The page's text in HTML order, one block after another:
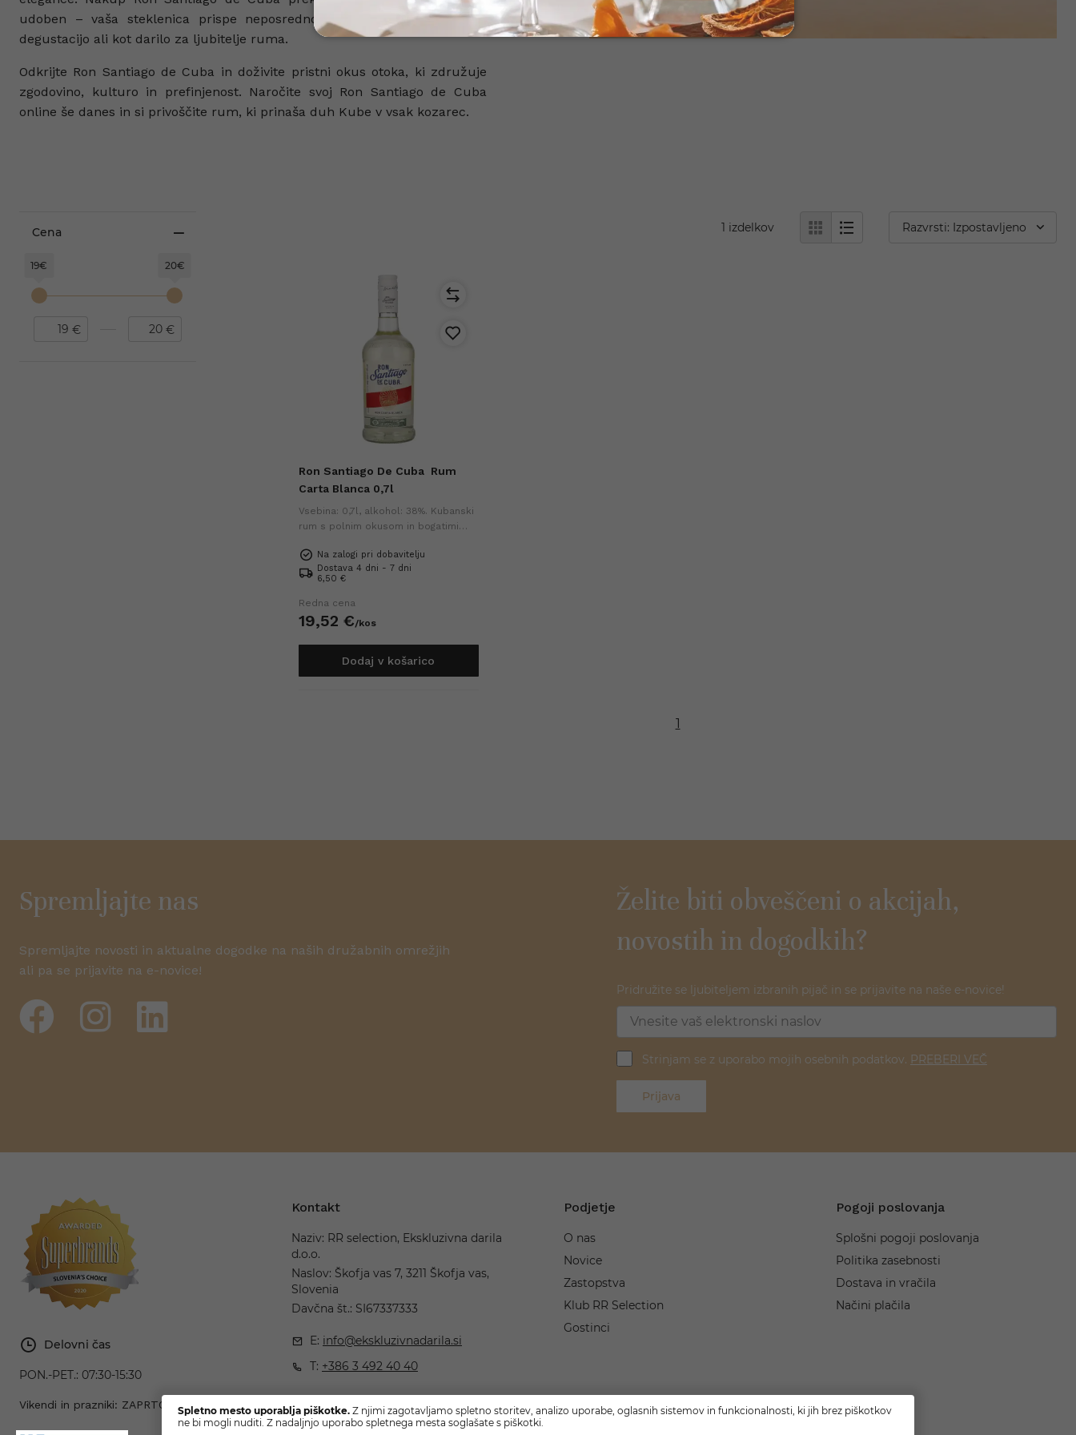
udoben – vaša steklenica prispe neposredno na dom, pripravljena za
degustacijo ali kot darilo za ljubitelje ruma.
Odkrijte Ron Santiago de Cuba in doživite pristni okus otoka, ki združuje
zgodovino, kulturo in prefinjenost. Naročite svoj Ron Santiago de Cuba
online še danes in si privoščite rum, ki prinaša duh Kube v vsak kozarec.
Cena
19€ 20€
€ €
1 izdelkov Razvrsti: Izpostavljeno
Ron Santiago De Cuba Rum
Carta Blanca 0,7l
Vsebina: 0,7l, alkohol: 38%. Kubanski
rum s polnim okusom in bogatimi
v koktajlih.
Na zalogi pri dobavitelju
Dostava 4 dni - 7 dni
6,50 €
Redna cena
19,52 €/kos
Dodaj v košarico
1
Spremljajte nas
Spremljajte novosti in aktualne dogodke na naših družabnih omrežjih
ali pa se prijavite na e-novice!
Želite biti obveščeni o akcijah,
novostih in dogodkih?
Pridružite se ljubiteljem izbranih pijač in se prijavite na naše e-novice!
Strinjam se z uporabo mojih osebnih podatkov. PREBERI VEČ
Prijava
Delovni čas
PON.-PET.: 07:30-15:30
Vikendi in prazniki: ZAPRTO
Kontakt
Naziv: RR selection, Ekskluzivna darila
d.o.o.
Naslov: Škofja vas 7, 3211 Škofja vas,
Slovenia
Davčna št.: SI67337333
E: info@ekskluzivnadarila.si
T: +386 3 492 40 40
Podjetje
O nas
Novice
Zastopstva
Klub RR Selection
Gostinci
Pogoji poslovanja
Splošni pogoji poslovanja
Politika zasebnosti
Dostava in vračila
Načini plačila
Spletno mesto uporablja piškotke. Z njimi zagotavljamo spletno storitev, analizo uporabe, oglasnih sistemov in funkcionalnosti, ki jih brez piškotkov
ne bi mogli nuditi. Z nadaljnjo uporabo spletnega mesta soglašate s piškotki.